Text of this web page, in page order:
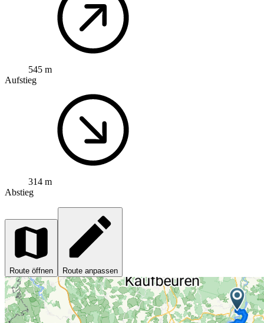
545 m
Aufstieg
314 m
Abstieg
Route öffnen Route anpassen